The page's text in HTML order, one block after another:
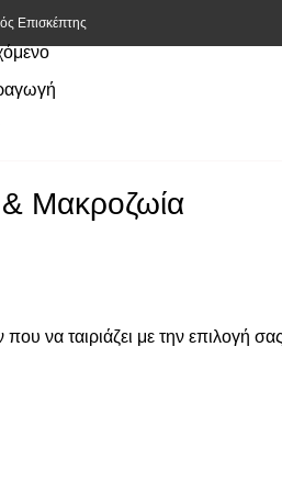
Επισκέπτης
& Μακροζωία
να ταιριάζει με την επιλογή